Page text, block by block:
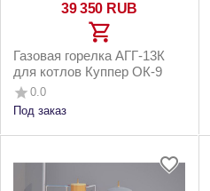
39 350 RUB
Газовая горелка АГГ-13К
для котлов Куппер ОК-9
0.0
Под заказ